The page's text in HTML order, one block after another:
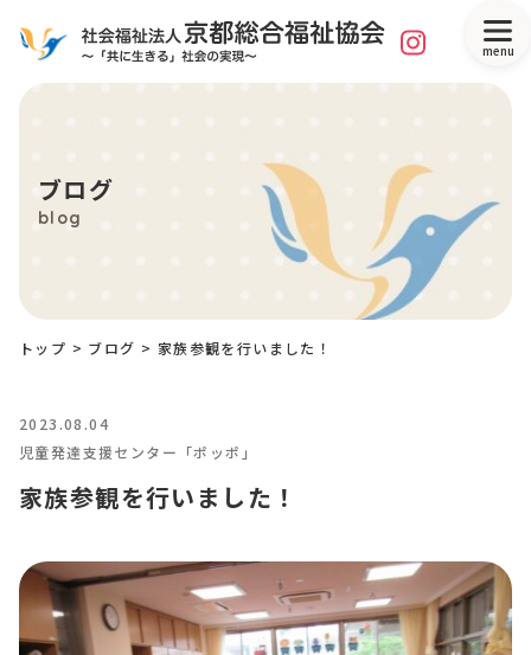
menu
ブログ
blog
トップ > ブログ > 家族参観を行いました！
2023.08.04
児童発達支援センター「ポッポ」
家族参観を行いました！